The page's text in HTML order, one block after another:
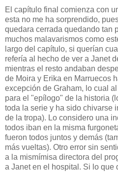
El capítulo final comienza con
esta no me ha sorprendido,
quedara cerrada quedando tan
muchos malavarismos como
largo del capítulo, si querían
refería al hecho de ver a Janet
mientras el resto andaban
de Moira y Erika en Marruecos
excepción de Graham, lo cual
para el "epílogo" de la historia
toda la serie y ha sido chivarse
de la tropa). Lo considero una
todos iban en la misma
fueron todos juntos y demás
más vueltas). Otro error sin
a la mismímisa directora del
a Janet en el hospital. Si lo que